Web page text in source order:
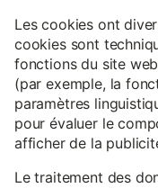
Les cookies ont
cookies sont
fonctions du site
(par exemple, la
paramètres
pour évaluer le
afficher de la
Le traitement des